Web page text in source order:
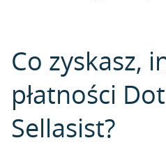
Co zyskasz,
płatności
Sellasist?